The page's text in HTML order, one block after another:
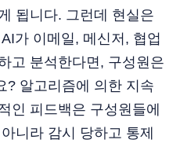
됩니다. 그런데 현실은
가 이메일, 메신저, 협업
고 분석한다면, 구성원은
? 알고리즘에 의한 지속
인 피드백은 구성원들에
니라 감시 당하고 통제